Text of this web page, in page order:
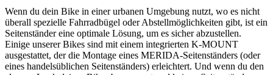
Wenn du dein Bike in einer urbanen Umgebung nutzt, wo es nicht
überall spezielle Fahrradbügel oder Abstellmöglichkeiten gibt, ist ein
Seitenständer eine optimale Lösung, um es sicher abzustellen.
Einige unserer Bikes sind mit einem integrierten K-MOUNT
ausgestattet, der die Montage eines MERIDA-Seitenständers (oder
eines handelsüblichen Seitenständers) erleichtert. Und wenn du den